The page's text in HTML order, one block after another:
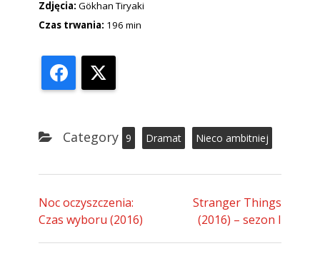
Zdjęcia: Gökhan Tiryaki
Czas trwania: 196 min
Facebook
Category 9 Dramat Nieco ambitniej
Noc oczyszczenia:
Czas wyboru (2016)
Stranger Things
(2016) – sezon I